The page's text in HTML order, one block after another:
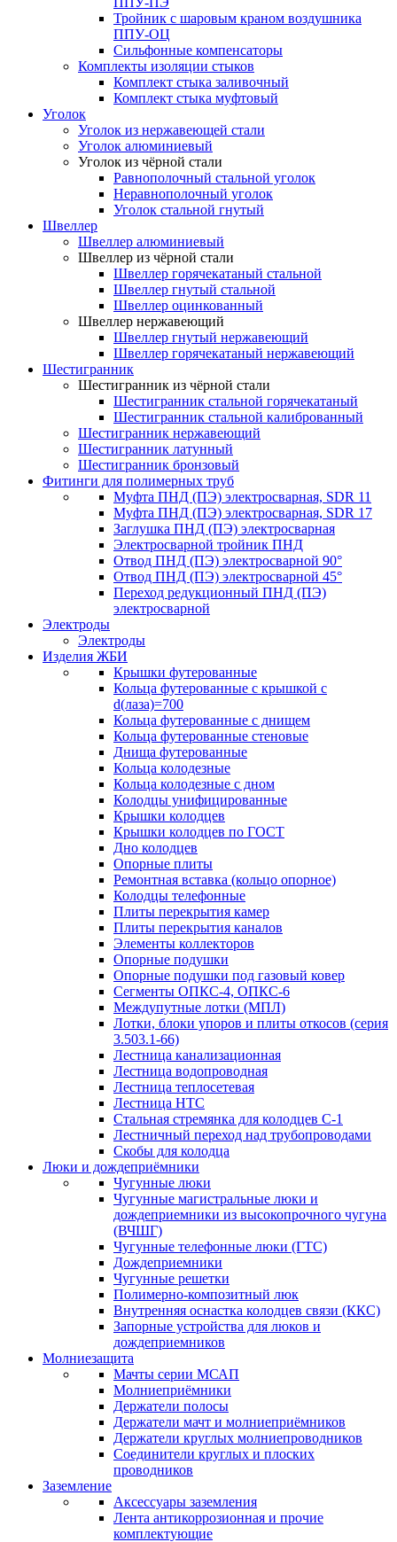
Тройник с шаровым краном воздушника
ППУ-ОЦ
Сильфонные компенсаторы
Комплекты изоляции стыков
Комплект стыка заливочный
Комплект стыка муфтовый
Уголок
Уголок из нержавеющей стали
Уголок алюминиевый
Уголок из чёрной стали
Равнополочный стальной уголок
Неравнополочный уголок
Уголок стальной гнутый
Швеллер
Швеллер алюминиевый
Швеллер из чёрной стали
Швеллер горячекатаный стальной
Швеллер гнутый стальной
Швеллер оцинкованный
Швеллер нержавеющий
Швеллер гнутый нержавеющий
Швеллер горячекатаный нержавеющий
Шестигранник
Шестигранник из чёрной стали
Шестигранник стальной горячекатаный
Шестигранник стальной калиброванный
Шестигранник нержавеющий
Шестигранник латунный
Шестигранник бронзовый
Фитинги для полимерных труб
Муфта ПНД (ПЭ) электросварная, SDR 11
Муфта ПНД (ПЭ) электросварная, SDR 17
Заглушка ПНД (ПЭ) электросварная
Электросварной тройник ПНД
Отвод ПНД (ПЭ) электросварной 90°
Отвод ПНД (ПЭ) электросварной 45°
Переход редукционный ПНД (ПЭ)
электросварной
Электроды
Электроды
Изделия ЖБИ
Крышки футерованные
Кольца футерованные с крышкой с
d(лаза)=700
Кольца футерованные с днищем
Кольца футерованные стеновые
Днища футерованные
Кольца колодезные
Кольца колодезные с дном
Колодцы унифицированные
Крышки колодцев
Крышки колодцев по ГОСТ
Дно колодцев
Опорные плиты
Ремонтная вставка (кольцо опорное)
Колодцы телефонные
Плиты перекрытия камер
Плиты перекрытия каналов
Элементы коллекторов
Опорные подушки
Опорные подушки под газовый ковер
Сегменты ОПКС-4, ОПКС-6
Междупутные лотки (МПЛ)
Лотки, блоки упоров и плиты откосов (серия
3.503.1-66)
Лестница канализационная
Лестница водопроводная
Лестница теплосетевая
Лестница НТС
Стальная стремянка для колодцев С-1
Лестничный переход над трубопроводами
Скобы для колодца
Люки и дождеприёмники
Чугунные люки
Чугунные магистральные люки и
дождеприемники из высокопрочного чугуна
(ВЧШГ)
Чугунные телефонные люки (ГТС)
Дождеприемники
Чугунные решетки
Полимерно-композитный люк
Внутренняя оснастка колодцев связи (ККС)
Запорные устройства для люков и
дождеприемников
Молниезащита
Мачты серии МСАП
Молниеприёмники
Держатели полосы
Держатели мачт и молниеприёмников
Держатели круглых молниепроводников
Cоединители круглых и плоских
проводников
Заземление
Аксессуары заземления
Лента антикоррозионная и прочие
комплектующие